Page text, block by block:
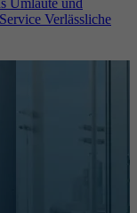
Umlaute und
Verlässliche